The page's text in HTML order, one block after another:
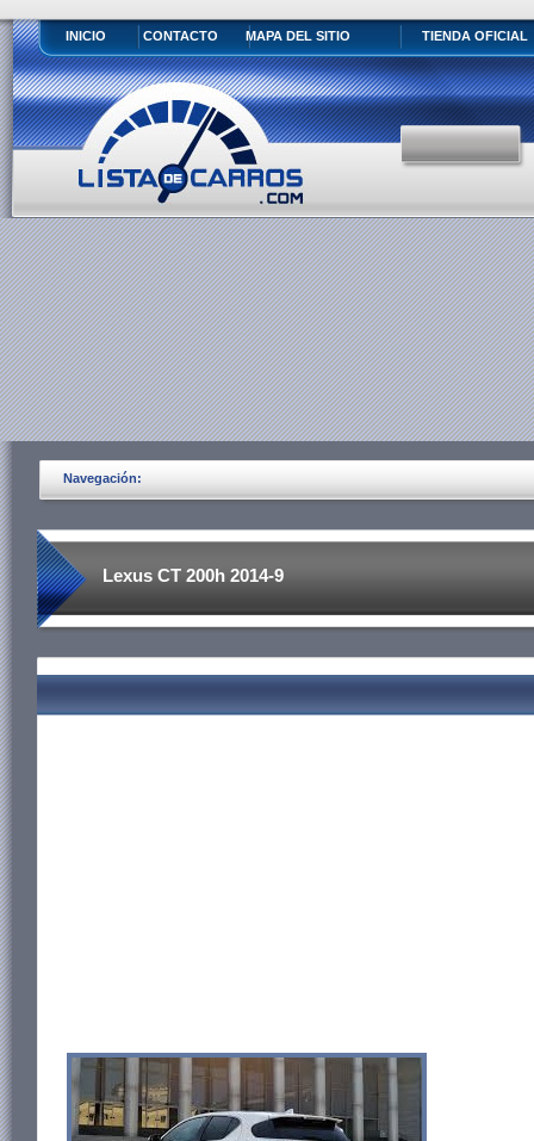
INICIO CONTACTO MAPA DEL SITIO TIENDA OFICIAL
Navegación:
Lexus CT 200h 2014-9